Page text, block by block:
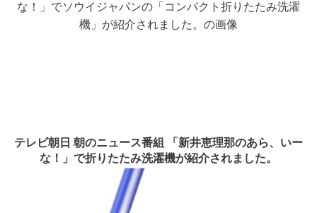
テレビ朝日 朝のニュース番組 「新井恵理那のあら、いー
な！」で折りたたみ洗濯機が紹介されました。